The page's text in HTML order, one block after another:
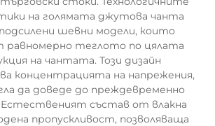
на голямата джутова чанта
шевни модели, които
равномерно теглото по цялата
на чантата. Този дизайн
концентрацията на напрежения,
да доведе до преждевременно
Естественият състав от влакна
пропускливост, позволяваща